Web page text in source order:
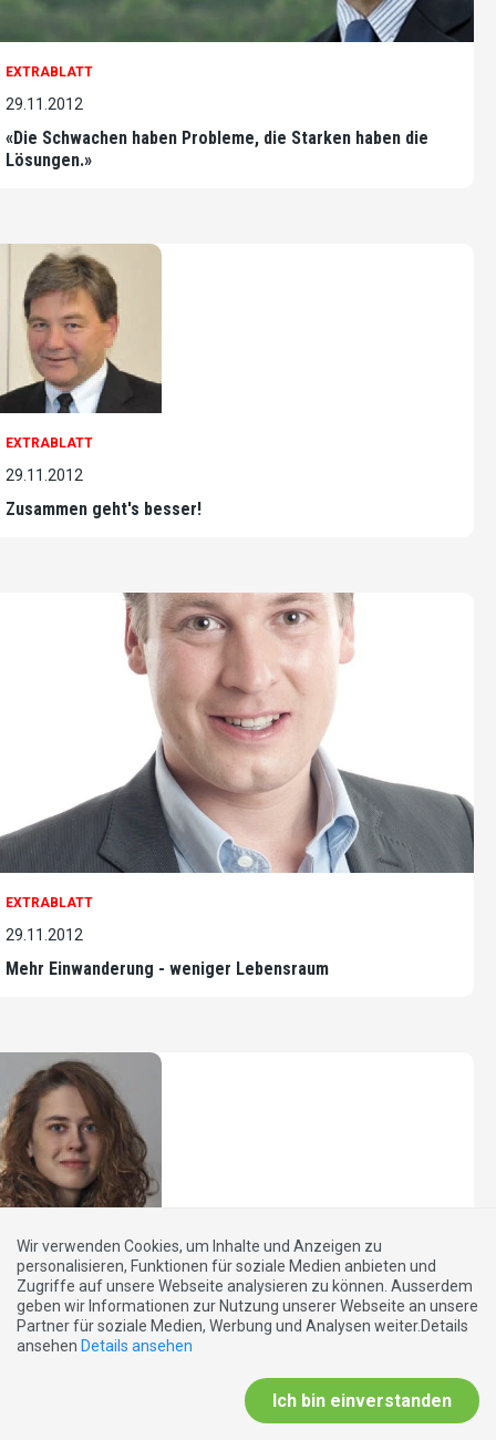
EXTRABLATT
29.11.2012
«Die Schwachen haben Probleme, die Starken haben die
Lösungen.»
EXTRABLATT
29.11.2012
Zusammen geht's besser!
EXTRABLATT
29.11.2012
Mehr Einwanderung - weniger Lebensraum
EXTRABLATT
EU, die wie die Titanic am Untergehen ist
Wir verwenden Cookies, um Inhalte und Anzeigen zu
personalisieren, Funktionen für soziale Medien anbieten und
Zugriffe auf unsere Webseite analysieren zu können. Ausserdem
geben wir Informationen zur Nutzung unserer Webseite an unsere
Partner für soziale Medien, Werbung und Analysen weiter.Details
ansehen Details ansehen
Ich bin einverstanden